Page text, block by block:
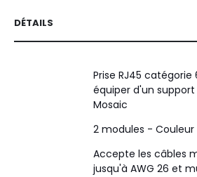
DÉTAILS
Prise RJ45 catégorie
équiper d'un
Mosaic
2 modules -
Accepte les câbles
jusqu'à AWG 26 et